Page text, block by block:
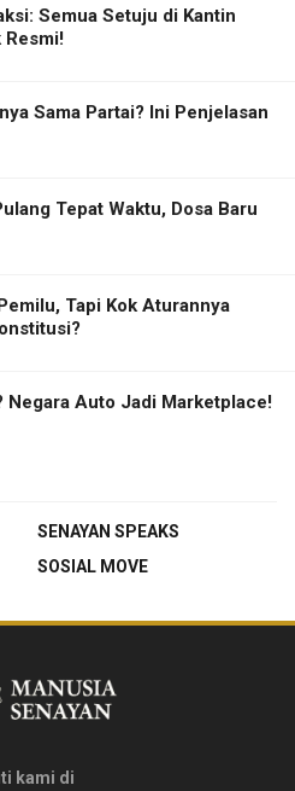
Semua Setuju di Kantin
Resmi!
Sama Partai? Ini Penjelasan
Tepat Waktu, Dosa Baru
Tapi Kok Aturannya
Negara Auto Jadi Marketplace!
SENAYAN SPEAKS
SOSIAL MOVE
kami di